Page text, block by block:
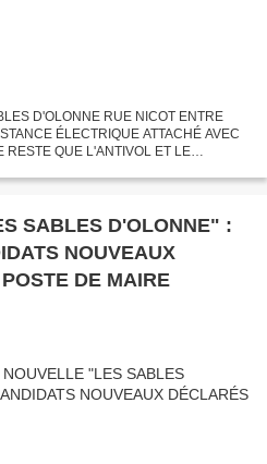
D'OLONNE RUE NICOT ENTRE
SABLES D'OLONNE" :
NOUVEAUX
DE MAIRE